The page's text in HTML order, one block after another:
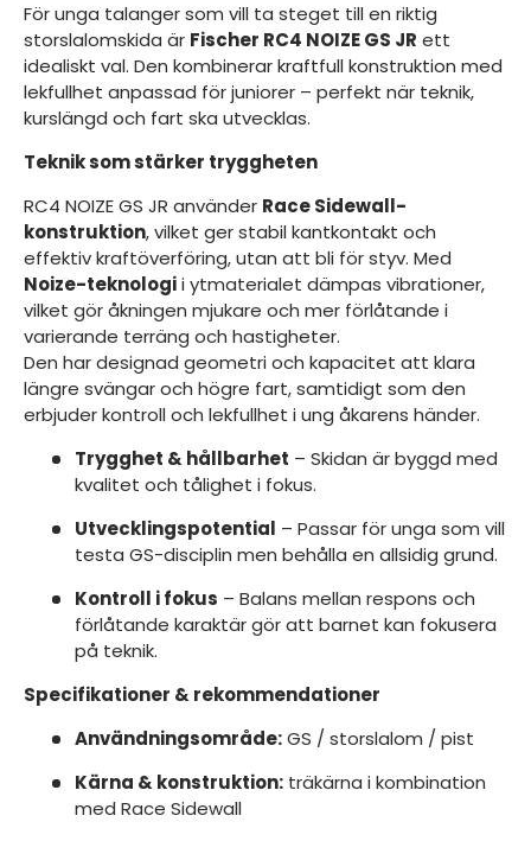
För unga talanger som vill ta steget till en riktig
storslalomskida är Fischer RC4 NOIZE GS JR ett
idealiskt val. Den kombinerar kraftfull konstruktion med
lekfullhet anpassad för juniorer – perfekt när teknik,
kurslängd och fart ska utvecklas.
Teknik som stärker tryggheten
RC4 NOIZE GS JR använder Race Sidewall-
konstruktion, vilket ger stabil kantkontakt och
effektiv kraftöverföring, utan att bli för styv. Med
Noize-teknologii ytmaterialet dämpas vibrationer,
vilket gör åkningen mjukare och mer förlåtande i
varierande terräng och hastigheter.
Den har designad geometri och kapacitet att klara
längre svängar och högre fart, samtidigt som den
erbjuder kontroll och lekfullhet i ung åkarens händer.
Trygghet & hållbarhet – Skidan är byggd med
kvalitet och tålighet i fokus.
Utvecklingspotential – Passar för unga som vill
testa GS-disciplin men behålla en allsidig grund.
Kontroll i fokus – Balans mellan respons och
förlåtande karaktär gör att barnet kan fokusera
på teknik.
Specifikationer & rekommendationer
Användningsområde:GS / storslalom / pist
Kärna & konstruktion:träkärna i kombination
med Race Sidewall